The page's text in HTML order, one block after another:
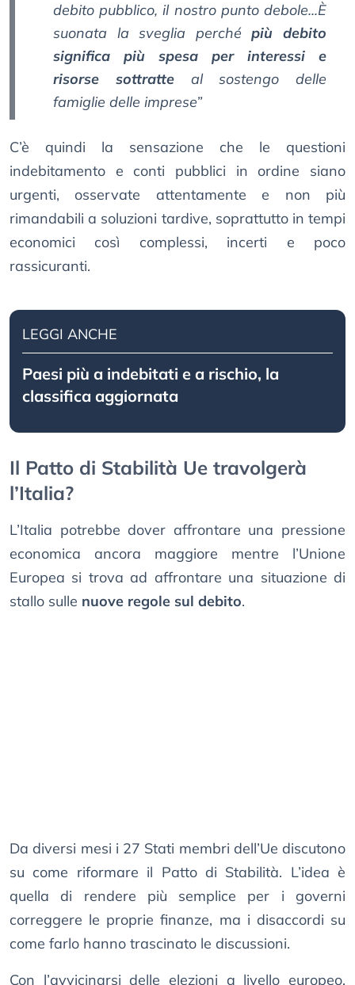
debito pubblico, il nostro punto debole...È
suonata la sveglia perchépiù debito
significa più spesa per interessi e
risorse sottratteal sostengo delle
famiglie delle imprese”
C’è quindi la sensazione che le questioni
indebitamento e conti pubblici in ordine siano
urgenti, osservate attentamente e non più
rimandabili a soluzioni tardive, soprattutto in tempi
economici così complessi, incerti e poco
rassicuranti.
LEGGI ANCHE
Paesi più a indebitati e a rischio, la
classifica aggiornata
Il Patto di Stabilità Ue travolgerà
l’Italia?
L’Italia potrebbe dover affrontare una pressione
economica ancora maggiore mentre l’Unione
Europea si trova ad affrontare una situazione di
stallo sulle nuove regole sul debito.
Da diversi mesi i 27 Stati membri dell’Ue discutono
su come riformare il Patto di Stabilità. L’idea è
quella di rendere più semplice per i governi
correggere le proprie finanze, ma i disaccordi su
come farlo hanno trascinato le discussioni.
Con l’avvicinarsi delle elezioni a livello europeo,